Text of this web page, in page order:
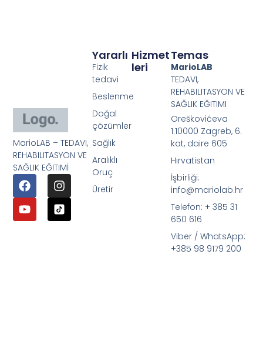
MarioLAB – TEDAVI,
REHABILITASYON VE
SAĞLIK EĞITIMİ
Hizmet
Leri
Yararlı
Fizik
tedavi
Beslenme
Doğal
çözümler
Sağlık
Aralıklı
Oruç
Üretir
Temas
MarioLAB
TEDAVI,
REHABILITASYON VE
SAĞLIK EĞITIMI
Oreškovićeva
1.10000 Zagreb, 6.
kat, daire 605
Hırvatistan
İşbirliği:
info@mariolab.hr
Telefon: + 385 31
650 616
Viber / WhatsApp:
+385 98 9179 200